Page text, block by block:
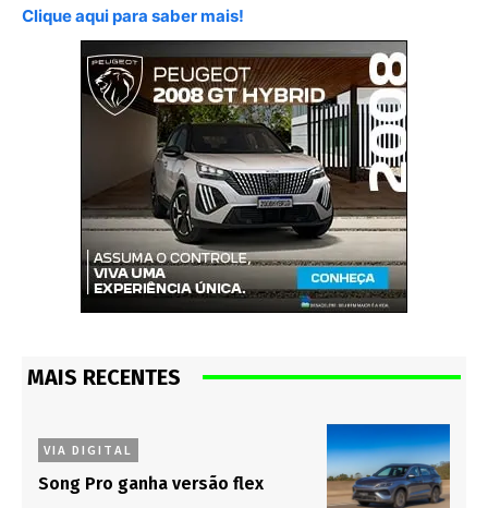
Clique aqui para saber mais!
MAIS RECENTES
VIA DIGITAL
Song Pro ganha versão flex